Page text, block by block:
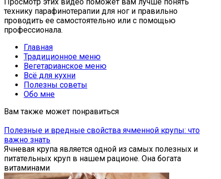
технику парафинотерапии для ног и правильно
проводить ее самостоятельно или с помощью
профессионала.
Главная
Традиционное меню
Вегетарианское меню
Всё для кухни
Полезны советы
Обо мне
Вам также может понравиться
Полезные и вредные свойства ячменной крупы: что
важно знать
Ячневая крупа является одной из самых полезных и
питательных круп в нашем рационе. Она богата
витаминами